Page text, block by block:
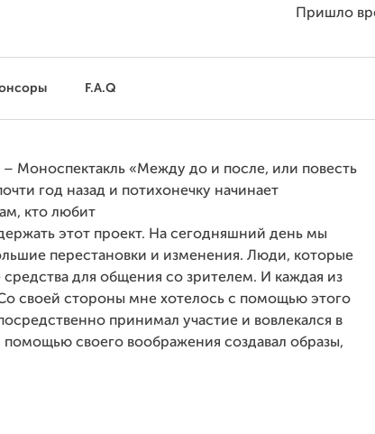
Пришло
F.A.Q
Моноспектакль «Между до и после, или повесть
год назад и потихонечку начинает
кто любит
этот проект. На сегодняшний день мы
перестановки и изменения. Люди, которые
для общения со зрителем. И каждая из
своей стороны мне хотелось с помощью этого
принимал участие и вовлекался в
своего воображения создавал образы,